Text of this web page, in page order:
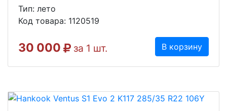
Тип: лето
Код товара: 1120519
30 000 за 1 шт. В корзину